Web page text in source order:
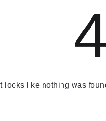
It looks like nothing was